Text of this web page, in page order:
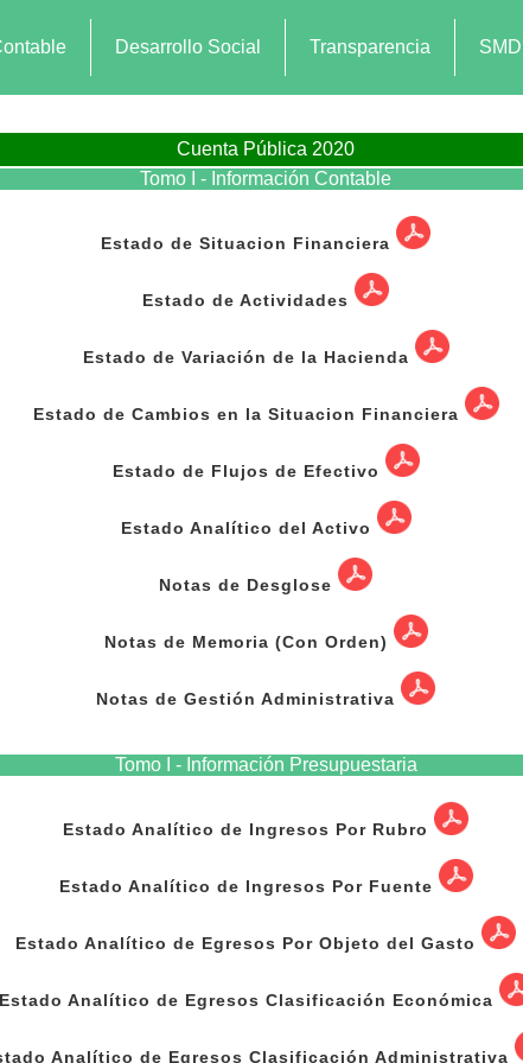
Desarrollo Social Transparencia
Cuenta Pública 2020
Tomo I - Información Contable
Estado de Situacion Financiera
Estado de Actividades
Estado de Variación de la Hacienda
Estado de Cambios en la Situacion Financiera
Estado de Flujos de Efectivo
Estado Analítico del Activo
Notas de Desglose
Notas de Memoria (Con Orden)
Notas de Gestión Administrativa
Tomo I - Información Presupuestaria
Estado Analítico de Ingresos Por Rubro
Estado Analítico de Ingresos Por Fuente
Estado Analítico de Egresos Por Objeto del Gasto
Analítico de Egresos Clasificación Económica
Analítico de Egresos Clasificación Administrativa